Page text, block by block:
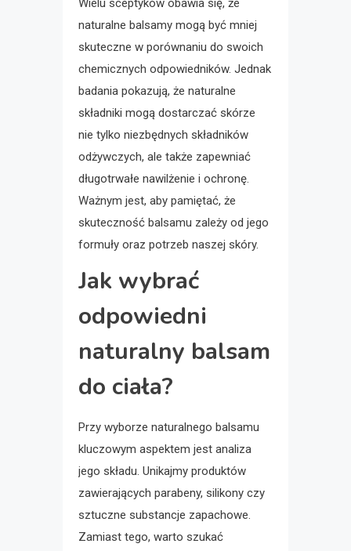
Wielu sceptyków obawia się, że
naturalne balsamy mogą być mniej
skuteczne w porównaniu do swoich
chemicznych odpowiedników. Jednak
badania pokazują, że naturalne
składniki mogą dostarczać skórze
nie tylko niezbędnych składników
odżywczych, ale także zapewniać
długotrwałe nawilżenie i ochronę.
Ważnym jest, aby pamiętać, że
skuteczność balsamu zależy od jego
formuły oraz potrzeb naszej skóry.
Jak wybrać
odpowiedni
naturalny balsam
do ciała?
Przy wyborze naturalnego balsamu
kluczowym aspektem jest analiza
jego składu. Unikajmy produktów
zawierających parabeny, silikony czy
sztuczne substancje zapachowe.
Zamiast tego, warto szukać